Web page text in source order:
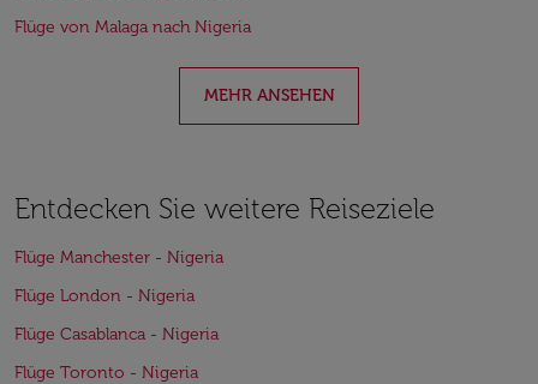
Flüge von Malaga nach Nigeria
MEHR ANSEHEN
Entdecken Sie weitere Reiseziele
Flüge Manchester - Nigeria
Flüge London - Nigeria
Flüge Casablanca - Nigeria
Flüge Toronto - Nigeria